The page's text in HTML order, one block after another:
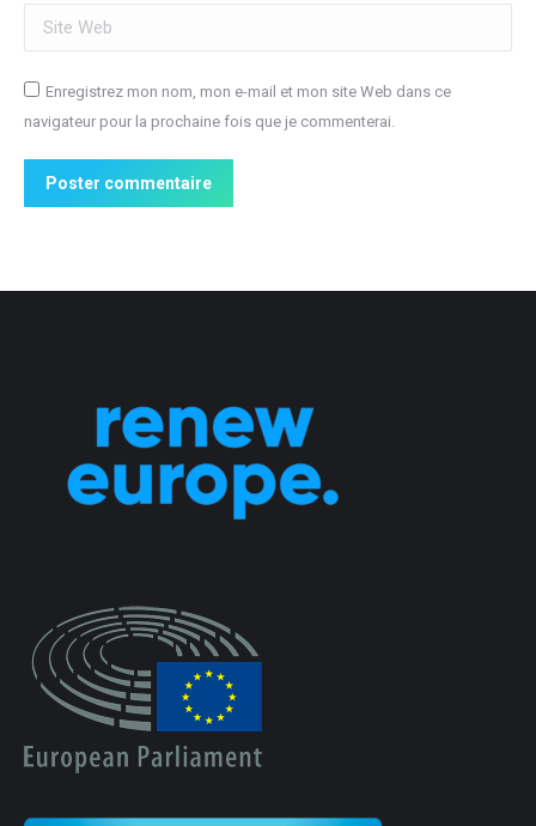
Site Web
Enregistrez mon nom, mon e-mail et mon site Web dans ce
navigateur pour la prochaine fois que je commenterai.
Poster commentaire